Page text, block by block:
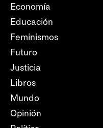
Economía
Educación
Feminismos
Futuro
Justicia
Libros
Mundo
Opinión